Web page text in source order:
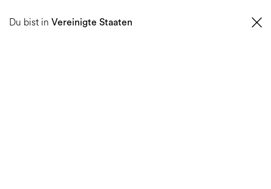
Du bist in Vereinigte Staaten